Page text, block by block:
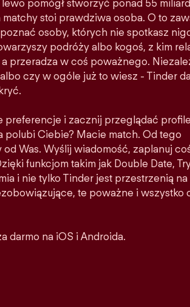
pomógł stworzyć ponad 55
stoi prawdziwa osoba. O to
osoby, których nie spotkasz
podróży albo kogoś, z kim
przeradza w coś poważnego.
czy w ogóle już to wiesz - Tinder
preferencje i zacznij przeglądać
polubi Ciebie? Macie match. Od tego
Was. Wyślij wiadomość, zaplanuj
funkcjom takim jak Double Date,
i nie tylko Tinder jest przestrzenią na
te poważne i wszystko
darmo na iOS i Androida.